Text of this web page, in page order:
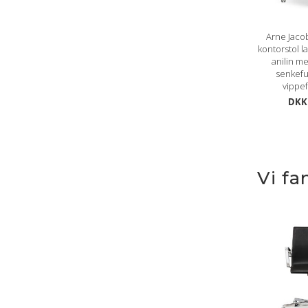
Arne
kontorstol
anilin
Vi